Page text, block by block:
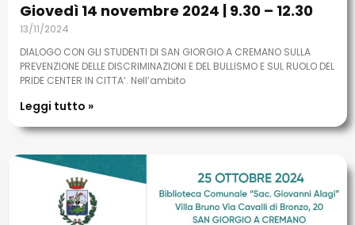
Giovedì 14 novembre 2024 | 9.30 – 12.30
13/11/2024
DIALOGO CON GLI STUDENTI DI SAN GIORGIO A CREMANO SULLA
PREVENZIONE DELLE DISCRIMINAZIONI E DEL BULLISMO E SUL RUOLO DEL
PRIDE CENTER IN CITTA’. Nell’ambito
Leggi tutto »